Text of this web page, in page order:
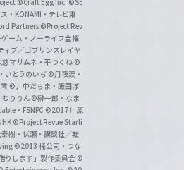
・KONAMI・テレビ東
Partners ©Project Rev
ーム・ノーライフ全権
ィブ／ゴブリンスレイヤ
マサムネ・平つくね ©
いとうのいぢ ©月夜涙・
©井中だちま・飯田ぽ
りりん ©榊一郎・なま
・FSNPC ©2017 川原
©Project Revue Starli
樹・伏瀬・講談社／転
©2013 橘公司・つな
りします」製作委員会 ©